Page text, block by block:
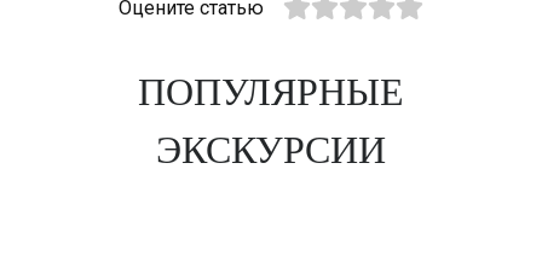
Оцените статью
ПОПУЛЯРНЫЕ
ЭКСКУРСИИ